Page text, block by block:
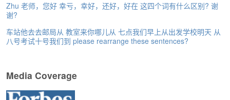
o
u
t
A
w
e
Zhu 老师，您好 幸亏，幸好，还好，好在 这四个词有什么区别? 谢
谢?
车站他去去邮局从 教室来你哪儿从 七点我们早上从出发学校明天 从
八号考试十号我们到 please rearrange these sentences?
Media Coverage